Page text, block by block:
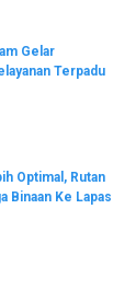
Gelar
Terpadu
Optimal, Rutan
Binaan Ke Lapas